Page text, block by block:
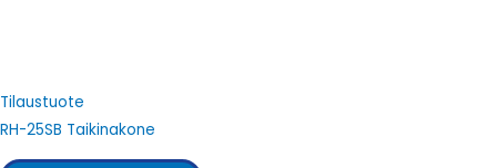
Tilaustuote
RH-25SB Taikinakone